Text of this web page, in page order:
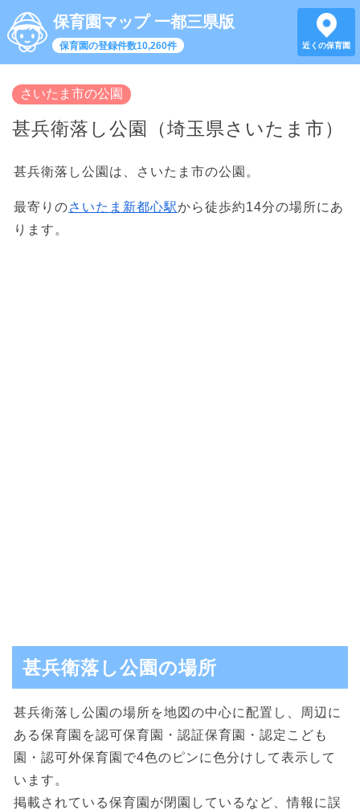
保育園マップ 一都三県版
保育園の登録件数10,260件 近くの保育園
さいたま市の公園
甚兵衛落し公園（埼玉県さいたま市）
甚兵衛落し公園は、さいたま市の公園。
最寄りのさいたま新都心駅から徒歩約14分の場所にあ
ります。
甚兵衛落し公園の場所
甚兵衛落し公園の場所を地図の中心に配置し、周辺に
ある保育園を認可保育園・認証保育園・認定こども
園・認可外保育園で4色のピンに色分けして表示して
います。
掲載されている保育園が閉園しているなど、情報に誤